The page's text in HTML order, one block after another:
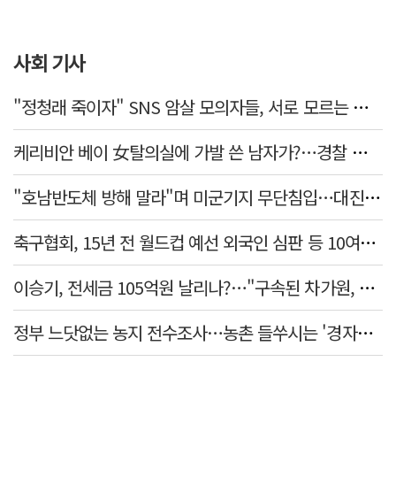
사회 기사
"정청래 죽이자" SNS 암살 모의자들, 서로 모르는 사이였다…檢송치
케리비안 베이 女탈의실에 가발 쓴 남자가?…경찰 추적 중
"호남반도체 방해 말라"며 미군기지 무단침입…대진연 회원 3명 '구속'
축구협회, 15년 전 월드컵 예선 외국인 심판 등 10여명에 '성 접대'
이승기, 전세금 105억원 날리나?…"구속된 차가원, 형사 범죄 영역"
정부 느닷없는 농지 전수조사…농촌 들쑤시는 '경자유전'의 칼날